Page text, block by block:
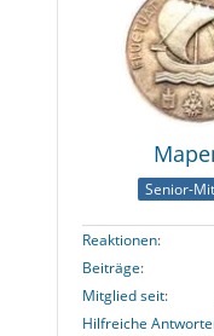
Senior-
Reaktionen
Beiträge
Mitglied seit
Hilfreiche